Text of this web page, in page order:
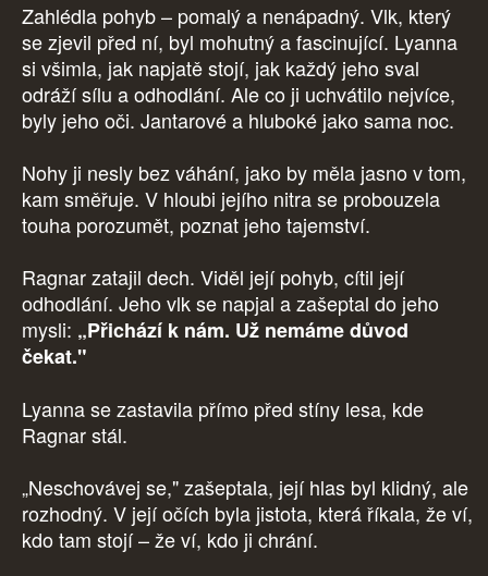
Zahlédla pohyb – pomalý a nenápadný. Vlk, který
se zjevil před ní, byl mohutný a fascinující. Lyanna
si všimla, jak napjatě stojí, jak každý jeho sval
odráží sílu a odhodlání. Ale co ji uchvátilo nejvíce,
byly jeho oči. Jantarové a hluboké jako sama noc.
Nohy ji nesly bez váhání, jako by měla jasno v tom,
kam směřuje. V hloubi jejího nitra se probouzela
touha porozumět, poznat jeho tajemství.
Ragnar zatajil dech. Viděl její pohyb, cítil její
odhodlání. Jeho vlk se napjal a zašeptal do jeho
mysli: „Přichází k nám. Už nemáme důvod
čekat."
Lyanna se zastavila přímo před stíny lesa, kde
Ragnar stál.
„Neschovávej se," zašeptala, její hlas byl klidný, ale
rozhodný. V její očích byla jistota, která říkala, že ví,
kdo tam stojí – že ví, kdo ji chrání.